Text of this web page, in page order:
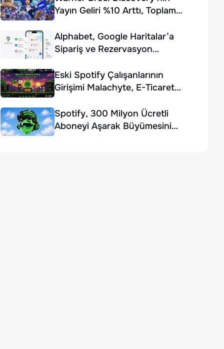
Yayın Geliri %10 Arttı, Toplam
Alphabet, Google Haritalar’a
Sipariş ve Rezervasyon
Eski Spotify Çalışanlarının
Girişimi Malachyte, E-Ticaret
Dolar Yatırım Aldı
Spotify, 300 Milyon Ücretli
Aboneyi Aşarak Büyümesini